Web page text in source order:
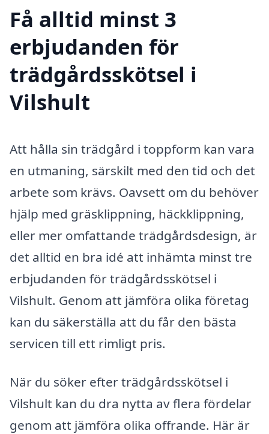
Få alltid minst 3
erbjudanden för
trädgårdsskötsel i
Vilshult
Att hålla sin trädgård i toppform kan vara
en utmaning, särskilt med den tid och det
arbete som krävs. Oavsett om du behöver
hjälp med gräsklippning, häckklippning,
eller mer omfattande trädgårdsdesign, är
det alltid en bra idé att inhämta minst tre
erbjudanden för trädgårdsskötsel i
Vilshult. Genom att jämföra olika företag
kan du säkerställa att du får den bästa
servicen till ett rimligt pris.
När du söker efter trädgårdsskötsel i
Vilshult kan du dra nytta av flera fördelar
genom att jämföra olika offrande. Här är